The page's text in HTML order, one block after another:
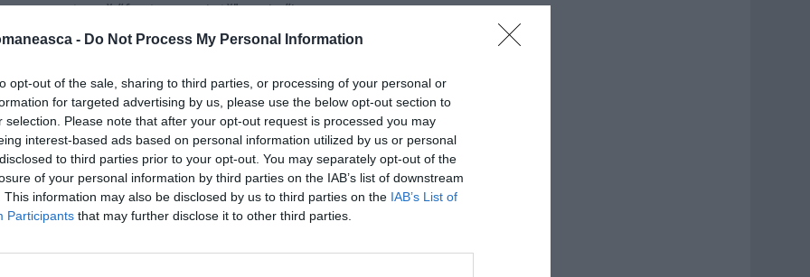
- Do Not Process My Personal Information
opt-out of the sale, sharing to third parties, or processing of your personal or
for targeted advertising by us, please use the below opt-out section to
selection. Please note that after your opt-out request is processed you may
interest-based ads based on personal information utilized by us or personal
to third parties prior to your opt-out. You may separately opt-out of the
of your personal information by third parties on the IAB’s list of downstream
This information may also be disclosed by us to third parties on the IAB’s List of
Participants that may further disclose it to other third parties.
pentru că “fapta nu există”, scrie “La